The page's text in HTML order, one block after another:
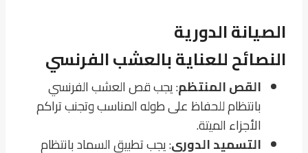
الصيانة الدورية
النصائح للعناية بالعشب الفرنسي
القص المنتظم: يجب قص العشب الفرنسي
بانتظام للحفاظ على طوله المناسب وتجنب تراكم
الأجزاء الميتة.
التسميد الدوري: يجب تطبيق السماد بانتظام